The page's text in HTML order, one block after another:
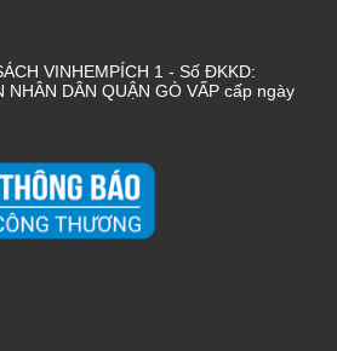
VINHEMPÍCH 1 - Số ĐKKD:
NHÂN DÂN QUẬN GÒ VẤP cấp ngày